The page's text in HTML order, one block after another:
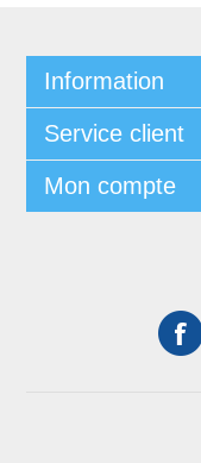
Information
Service client
Mon compte